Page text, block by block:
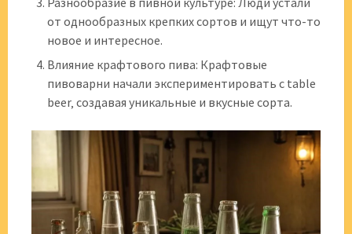
от однообразных крепких сортов и ищут что-то
новое и интересное.
Влияние крафтового пива: Крафтовые
пивоварни начали экспериментировать с table
beer‚ создавая уникальные и вкусные сорта.